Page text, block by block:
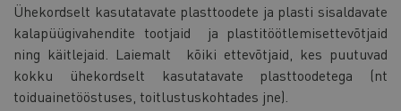
Ühekordselt kasutatavate plasttoodete ja plasti sisaldavate
kalapüügivahendite tootjaid ja plastitöötlemisettevõtjaid
ning käitlejaid. Laiemalt kõiki ettevõtjaid, kes puutuvad
kokku ühekordselt kasutatavate plasttoodetega (nt
toiduainetööstuses, toitlustuskohtades jne).